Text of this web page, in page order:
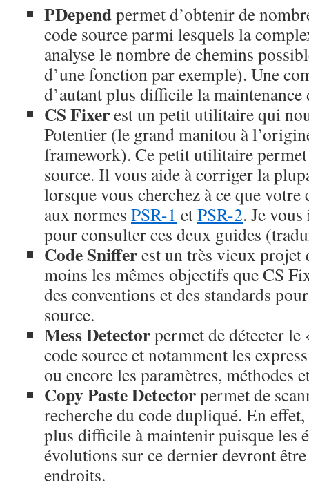
PDependpermet d’obtenir de
code source parmi lesquels la
analyse le nombre de chemins
d’une fonction par exemple). Une
d’autant plus difficile la maintenance
CS Fixerest un petit utilitaire qui
Potentier (le grand manitou à
framework). Ce petit utilitaire permet
source. Il vous aide à corriger la
lorsque vous cherchez à ce que
aux normes PSR-1 etPSR-2. Je
pour consulter ces deux guides
Code Snifferest un très vieux
moins les mêmes objectifs que CS
des conventions et des standards
source.
Mess Detectorpermet de détecter
code source et notamment les
ou encore les paramètres, méthodes
Copy Paste Detectorpermet de
recherche du code dupliqué. En
plus difficile à maintenir puisque les
évolutions sur ce dernier devront
endroits.